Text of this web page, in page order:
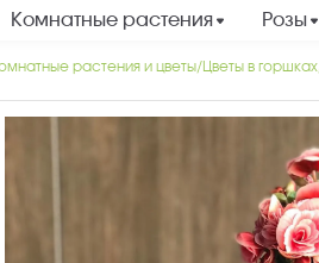
Комнатные растения Розы
растения и цветы Цветы в горшках